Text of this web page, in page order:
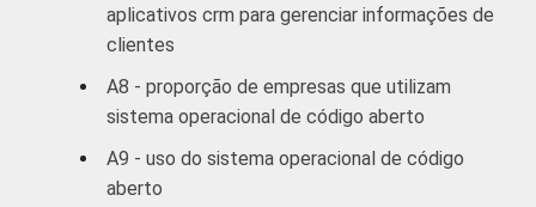
1Base: 3.273 empresas que utilizam
computadores, com 10 ou mais funcionários,
que constituem os seguintes segmentos da
sem os grupos 90 e 91. Respostas
referentes a outubro/novembro de 2008.
aplicativos crm para gerenciar informações de
clientes
A8 - proporção de empresas que utilizam
sistema operacional de código aberto
A9 - uso do sistema operacional de código
aberto